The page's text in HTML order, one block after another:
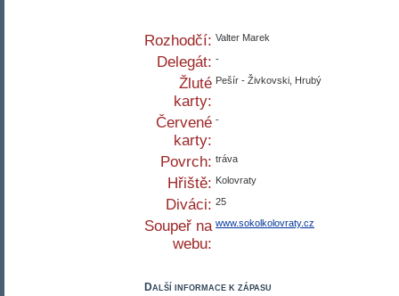
Rozhodčí: Valter Marek
Delegát: -
Žluté
karty:
Pešír - Živkovski, Hrubý
Červené
karty:
-
Povrch: tráva
Hřiště: Kolovraty
Diváci: 25
Soupeř na
webu:
www.sokolkolovraty.cz
Další informace k zápasu